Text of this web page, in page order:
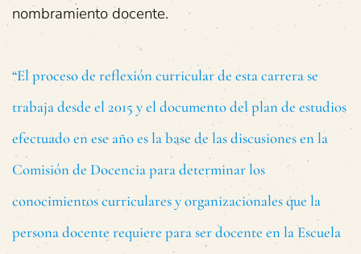
nombramiento docente.
“El proceso de reflexión curricular de esta carrera se
trabaja desde el 2015 y el documento del plan de estudios
efectuado en ese año es la base de las discusiones en la
Comisión de Docencia para determinar los
conocimientos curriculares y organizacionales que la
persona docente requiere para ser docente en la Escuela